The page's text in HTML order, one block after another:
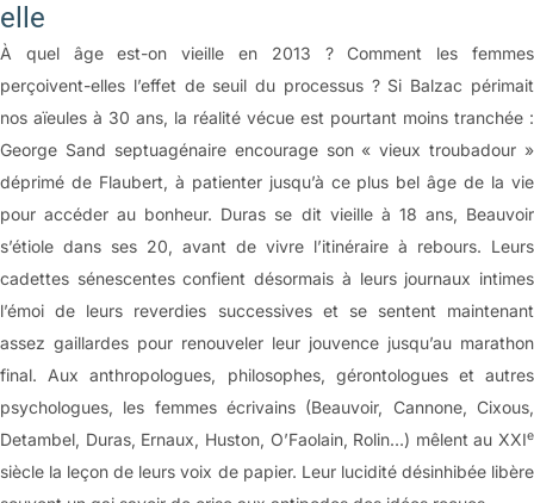
elle
À quel âge est-on vieille en 2013 ? Comment les femmes
perçoivent-elles l’effet de seuil du processus ? Si Balzac périmait
nos aïeules à 30 ans, la réalité vécue est pourtant moins tranchée :
George Sand septuagénaire encourage son « vieux troubadour »
déprimé de Flaubert, à patienter jusqu’à ce plus bel âge de la vie
pour accéder au bonheur. Duras se dit vieille à 18 ans, Beauvoir
s’étiole dans ses 20, avant de vivre l’itinéraire à rebours. Leurs
cadettes sénescentes confient désormais à leurs journaux intimes
l’émoi de leurs reverdies successives et se sentent maintenant
assez gaillardes pour renouveler leur jouvence jusqu’au marathon
final. Aux anthropologues, philosophes, gérontologues et autres
psychologues, les femmes écrivains (Beauvoir, Cannone, Cixous,
Detambel, Duras, Ernaux, Huston, O’Faolain, Rolin…) mêlent au XXIe
siècle la leçon de leurs voix de papier. Leur lucidité désinhibée libère